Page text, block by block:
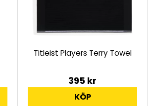
Titleist Players Terry Towel
395 kr
KÖP